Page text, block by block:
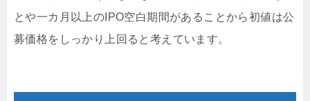
とや一カ月以上のIPO空白期間があることから初値は公
募価格をしっかり上回ると考えています。